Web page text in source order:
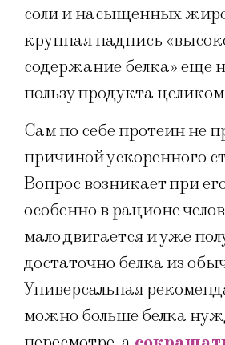
соли и насыщенных
крупная надпись
содержание белка» еще
пользу продукта
Сам по себе протеин не
причиной ускоренного
Вопрос возникает при
особенно в рационе
мало двигается и уже
достаточно белка из
Универсальная
можно больше белка